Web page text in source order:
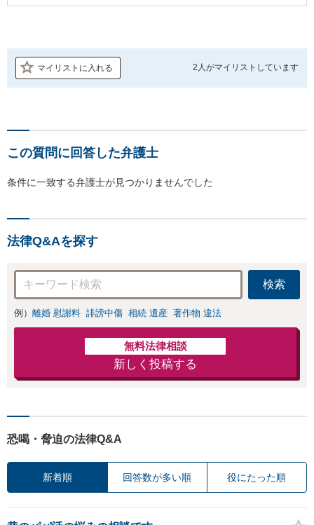
マイリストに入れる 2人がマイリストしています
この質問に回答した弁護士
条件に一致する弁護士が見つかりませんでした
法律Q&Aを探す
検索
例） 離婚 慰謝料 誹謗中傷 相続 遺産 著作物 違法
無料法律相談
新しく投稿する
恐喝・脅迫の法律Q&A
新着順 回答数が多い順 役にたった順